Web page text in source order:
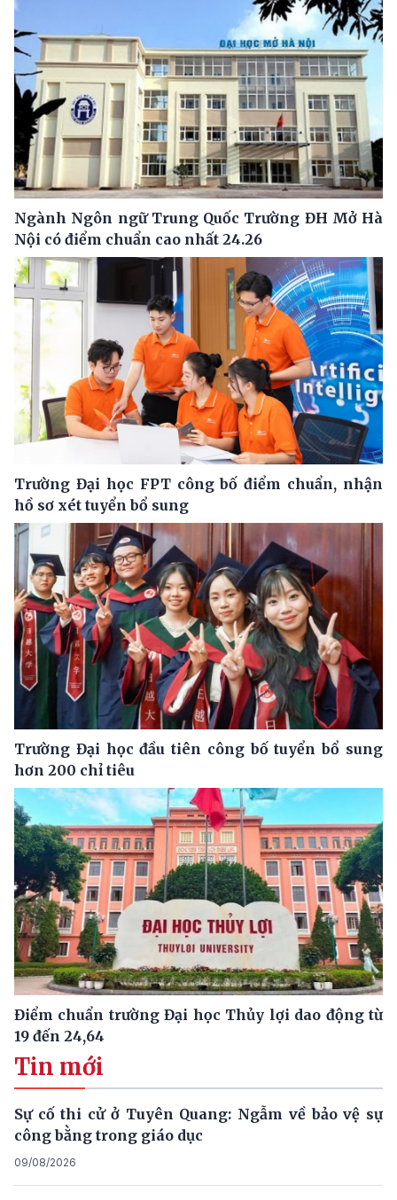
Ngành Ngôn ngữ Trung Quốc Trường ĐH Mở Hà
Nội có điểm chuẩn cao nhất 24.26
Trường Đại học FPT công bố điểm chuẩn, nhận
hồ sơ xét tuyển bổ sung
Trường Đại học đầu tiên công bố tuyển bổ sung
hơn 200 chỉ tiêu
Điểm chuẩn trường Đại học Thủy lợi dao động từ
19 đến 24,64
Tin mới
Sự cố thi cử ở Tuyên Quang: Ngẫm về bảo vệ sự
công bằng trong giáo dục
09/08/2026